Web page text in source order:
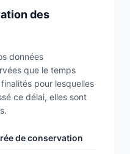
des
données
que le temps
pour lesquelles
ce délai, elles sont
de conservation